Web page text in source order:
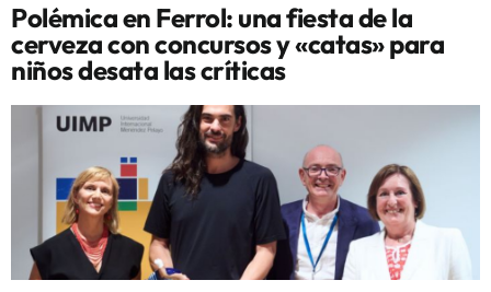
Polémica en Ferrol: una fiesta de la
cerveza con concursos y «catas» para
niños desata las críticas